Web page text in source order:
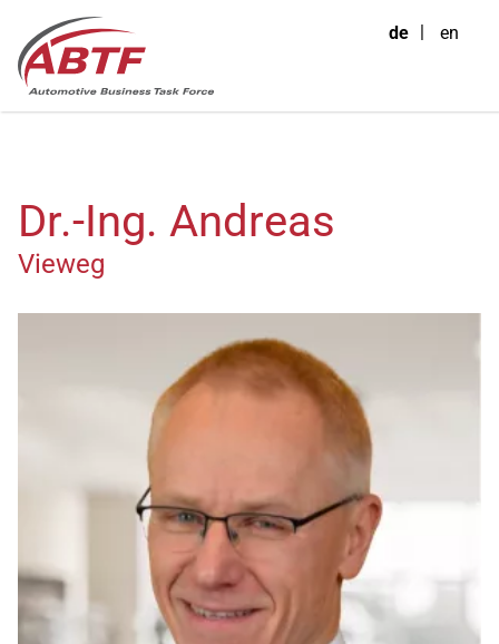
de en
Dr.-Ing. Andreas
Vieweg